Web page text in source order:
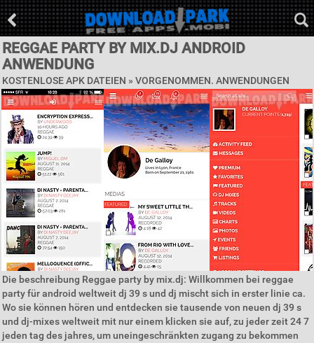
REGGAE PARTY BY MIX.DJ ANDROID
ANWENDUNG
KOSTENLOSE APK DATEIEN » VORGENOMMEN. ANWENDUNGEN
Die beschreibung Reggae party by mix.dj: Willkommen bei reggae
party für android weltweit dj 39 s und dj mischt sich in erster linie ca.
Wo sie können hören und entdecken sie tausende von neuen dj 39 s
und dj-mixes weltweit mit nur einem klicken sie auf, zu jeder zeit 24 7
jeden tag des jahres, um uneingeschränkten zugang zu bekommen